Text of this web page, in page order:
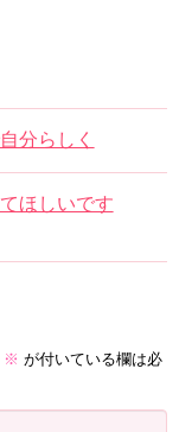
分らしく
ほしいです
※ が付いている欄は必